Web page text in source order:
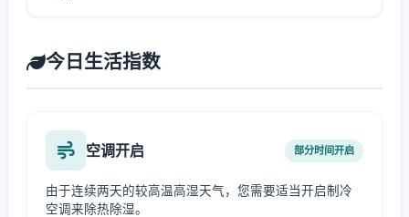
今日生活指数
空调开启 部分时间开启
由于连续两天的较高温高湿天气，您需要适当开启制冷
空调来除热除湿。